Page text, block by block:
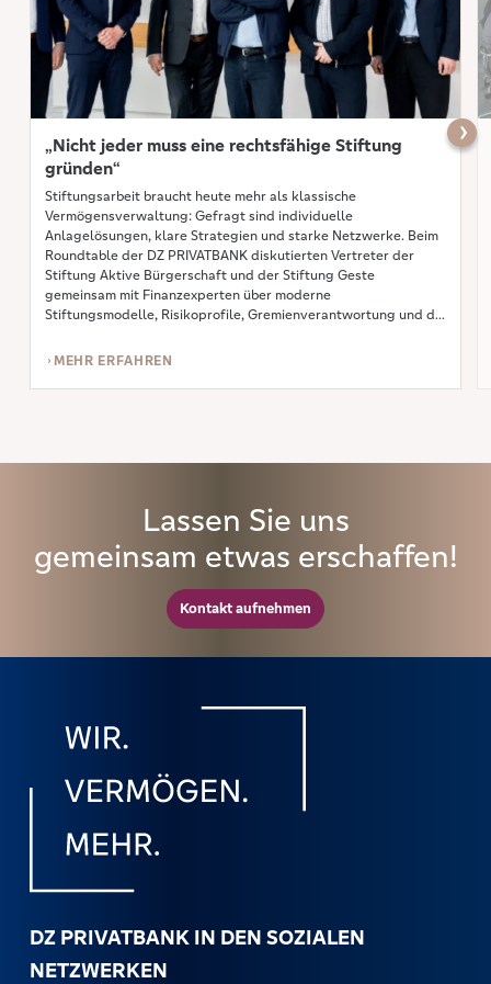
„Nicht jeder muss eine rechtsfähige Stiftung
gründen“
Stiftungsarbeit braucht heute mehr als klassische
Vermögensverwaltung: Gefragt sind individuelle
Anlagelösungen, klare Strategien und starke Netzwerke. Beim
Roundtable der DZ PRIVATBANK diskutierten Vertreter der
Stiftung Aktive Bürgerschaft und der Stiftung Geste
gemeinsam mit Finanzexperten über moderne
Stiftungsmodelle, Risikoprofile, Gremienverantwortung und die
Gesprächs stand die Frage, wie Stiftungen […]
MEHR ERFAHREN
Lassen Sie uns
gemeinsam etwas erschaffen!
Kontakt aufnehmen
DZ PRIVATBANK IN DEN SOZIALEN
NETZWERKEN